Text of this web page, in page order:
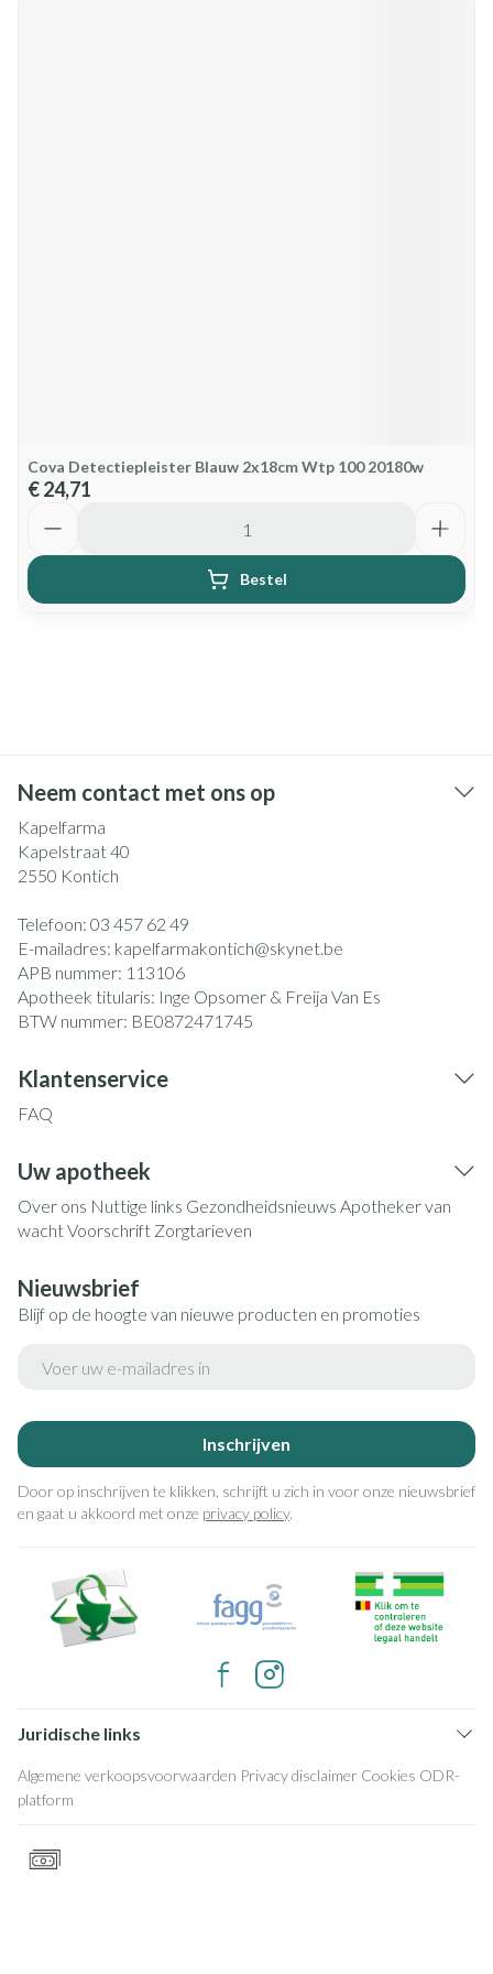
Cova Detectiepleister Blauw 2x18cm Wtp 100 20180w
€ 24,71
Bestel
Neem contact met ons op
Kapelfarma
Kapelstraat 40
2550 Kontich
Telefoon: 03 457 62 49
E-mailadres: kapelfarmakontich@skynet.be
APB nummer: 113106
Apotheek titularis: Inge Opsomer & Freija Van Es
BTW nummer: BE0872471745
Klantenservice
FAQ
Uw apotheek
Over ons Nuttige links Gezondheidsnieuws Apotheker van
wachtVoorschrift Zorgtarieven
Nieuwsbrief
Blijf op de hoogte van nieuwe producten en promoties
Inschrijven
Door op inschrijven te klikken, schrijft u zich in voor onze nieuwsbrief
en gaat u akkoord met onze privacy policy.
Juridische links
Algemene verkoopsvoorwaarden Privacy disclaimer Cookies ODR-
platform